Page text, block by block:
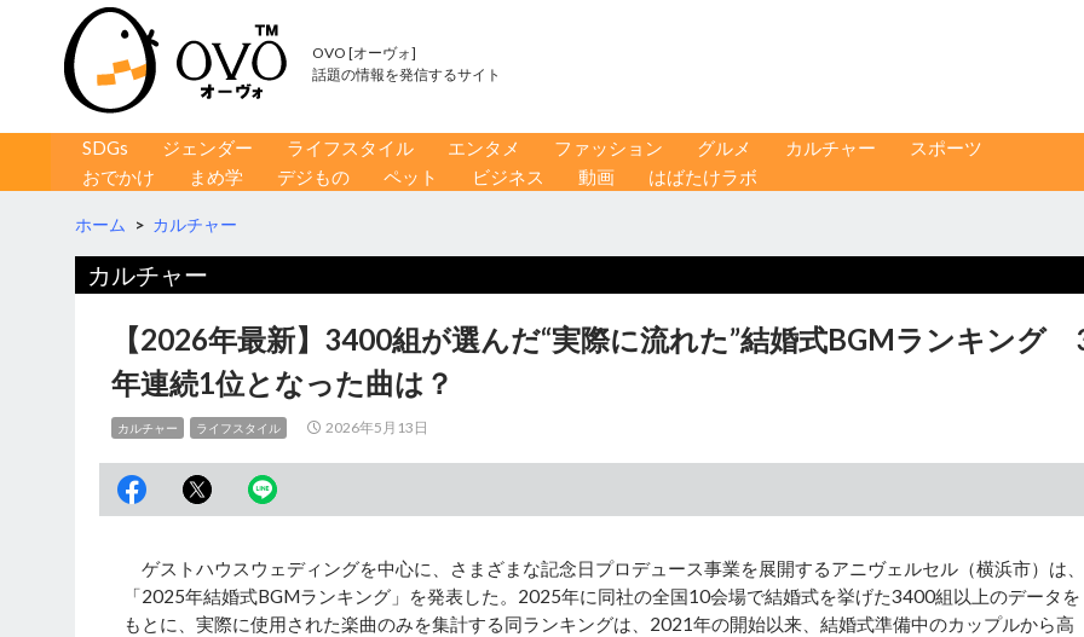
OVO [オーヴォ]
話題の情報を発信するサイト
コンテンツへ移動
SDGs ジェンダー ライフスタイル エンタメ ファッション グルメ カルチャー
スポーツ
おでかけ
まめ学 デジもの ペット ビジネス 動画 はばたけラボ
ホーム > カルチャー
カルチャー
【2026年最新】3400組が選んだ“実際に流れた”結婚式BGMランキング
年連続1位となった曲は？
カルチャー ライフスタイル 2026年5月13日
ゲストハウスウェディングを中心に、さまざまな記念日プロデュース事業を展開するアニヴェルセル（横浜市）は、
「2025年結婚式BGMランキング」を発表した。2025年に同社の全国10会場で結婚式を挙げた3400組以上のデータを
もとに、実際に使用された楽曲のみを集計する同ランキングは、2021年の開始以来、結婚式準備中のカップルから高